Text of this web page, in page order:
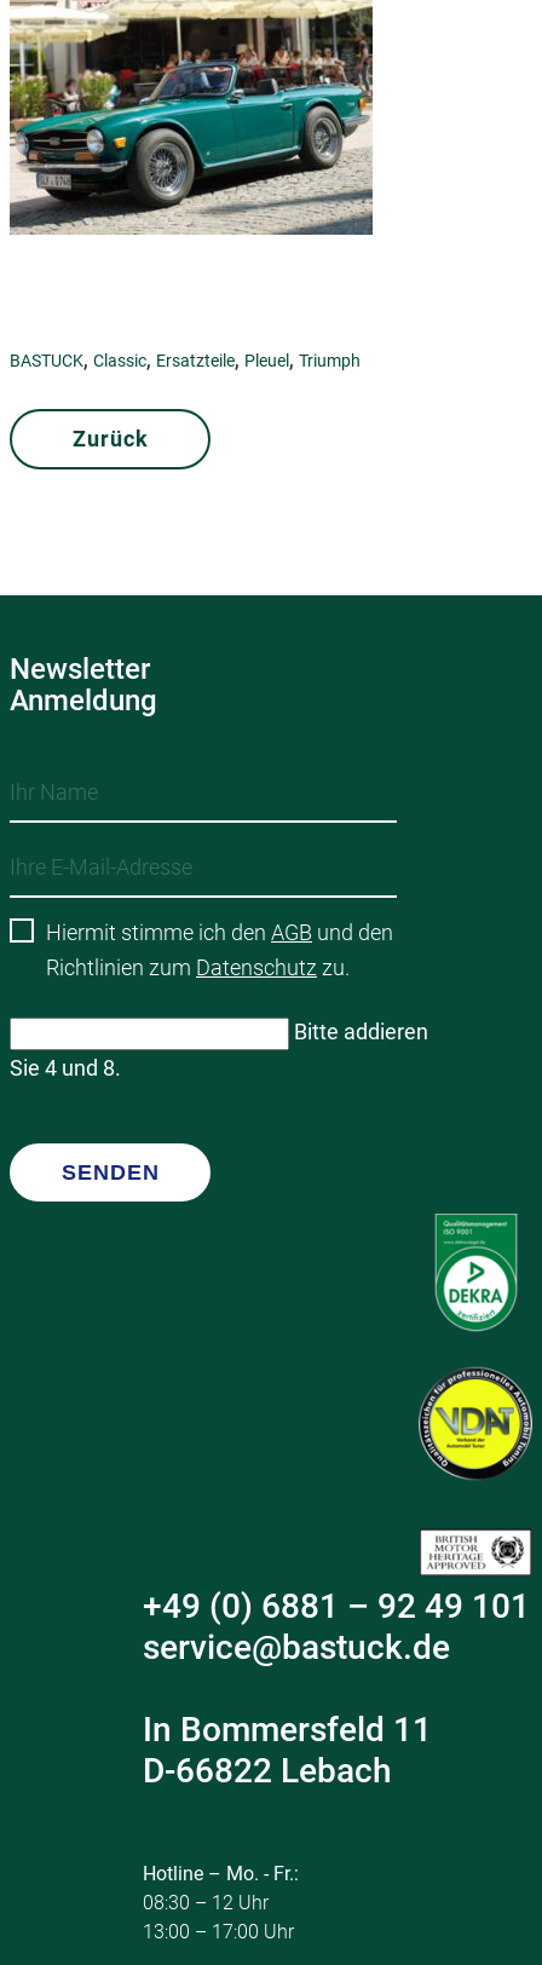
BASTUCK, Classic, Ersatzteile, Pleuel , Triumph
Zurück
Newsletter
Anmeldung
Hiermit stimme ich den AGB und den
Richtlinien zum Datenschutz zu.
Bitte addieren
Sie 4 und 8.
SENDEN
+49 (0) 6881 – 92 49 101
service@bastuck.de
In Bommersfeld 11
D-66822 Lebach
Hotline – Mo. - Fr.:
08:30 – 12 Uhr
13:00 – 17:00 Uhr